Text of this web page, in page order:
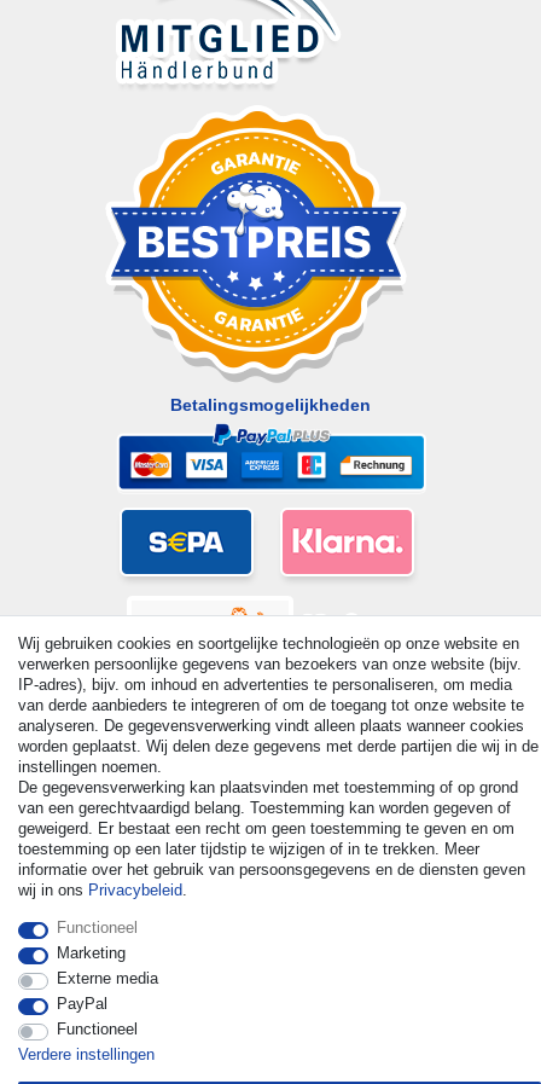
Betalingsmogelijkheden
© Copyright 2026 | Alle rechten voorbehouden. - All rights
reserved. Prices incl. VAT. 19% VAT Basic prices see article detail
| * Applies to deliveries to the UK!
Wij gebruiken cookies en soortgelijke technologieën op onze website en
verwerken persoonlijke gegevens van bezoekers van onze website (bijv.
IP-adres), bijv. om inhoud en advertenties te personaliseren, om media
van derde aanbieders te integreren of om de toegang tot onze website te
analyseren. De gegevensverwerking vindt alleen plaats wanneer cookies
worden geplaatst. Wij delen deze gegevens met derde partijen die wij in de
instellingen noemen.
De gegevensverwerking kan plaatsvinden met toestemming of op grond
van een gerechtvaardigd belang. Toestemming kan worden gegeven of
geweigerd. Er bestaat een recht om geen toestemming te geven en om
toestemming op een later tijdstip te wijzigen of in te trekken. Meer
informatie over het gebruik van persoonsgegevens en de diensten geven
wij in ons Privacybeleid.
Functioneel
Marketing
Externe media
PayPal
Functioneel
Verdere instellingen
Herroepingsrecht uitoefenen Contact